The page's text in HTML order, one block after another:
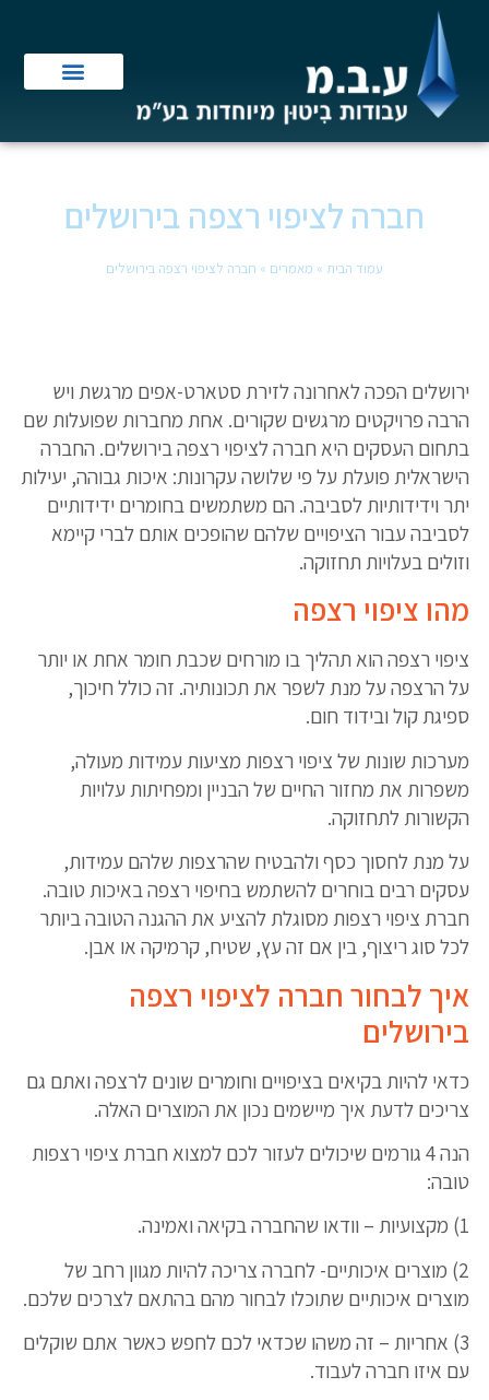
חברה לציפוי רצפה בירושלים
עמוד הבית»מאמרים»חברה לציפוי רצפה בירושלים
ירושלים הפכה לאחרונה לזירת סטארט-אפים מרגשת ויש
הרבה פרויקטים מרגשים שקורים. אחת מחברות שפועלות שם
בתחום העסקים היא חברה לציפוי רצפה בירושלים. החברה
הישראלית פועלת על פי שלושה עקרונות: איכות גבוהה, יעילות
יתר וידידותיות לסביבה. הם משתמשים בחומרים ידידותיים
לסביבה עבור הציפויים שלהם שהופכים אותם לברי קיימא
וזולים בעלויות תחזוקה.
מהו ציפוי רצפה
ציפוי רצפה הוא תהליך בו מורחים שכבת חומר אחת או יותר
על הרצפה על מנת לשפר את תכונותיה. זה כולל חיכוך,
ספיגת קול ובידוד חום.
מערכות שונות של ציפוי רצפות מציעות עמידות מעולה,
משפרות את מחזור החיים של הבניין ומפחיתות עלויות
הקשורות לתחזוקה.
על מנת לחסוך כסף ולהבטיח שהרצפות שלהם עמידות,
עסקים רבים בוחרים להשתמש בחיפוי רצפה באיכות טובה.
חברת ציפוי רצפות מסוגלת להציע את ההגנה הטובה ביותר
לכל סוג ריצוף, בין אם זה עץ, שטיח, קרמיקה או אבן.
איך לבחור חברה לציפוי רצפה
בירושלים
כדאי להיות בקיאים בציפויים וחומרים שונים לרצפה ואתם גם
צריכים לדעת איך מיישמים נכון את המוצרים האלה.
הנה 4 גורמים שיכולים לעזור לכם למצוא חברת ציפוי רצפות
טובה:
1) מקצועיות – וודאו שהחברה בקיאה ואמינה.
2) מוצרים איכותיים- לחברה צריכה להיות מגוון רחב של
מוצרים איכותיים שתוכלו לבחור מהם בהתאם לצרכים שלכם.
3) אחריות – זה משהו שכדאי לכם לחפש כאשר אתם שוקלים
עם איזו חברה לעבוד.